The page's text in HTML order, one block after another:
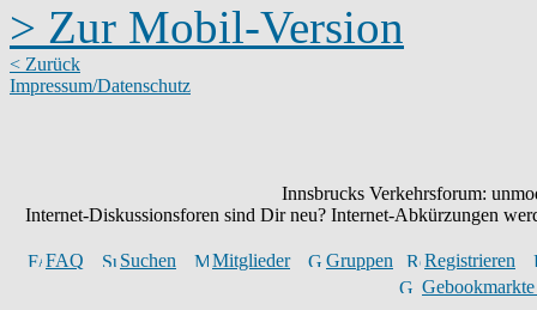
> Zur Mobil-Version
< Zurück
Impressum/Datenschutz
Innsbrucks Verkehrsforum:
Internet-Diskussionsforen sind Dir neu? Internet-Abkürzungen
FAQ Suchen Mitglieder Gruppen
Registrieren